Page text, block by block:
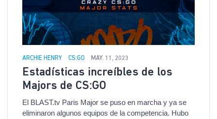
ARCHIE HENRY CS:GO MAY. 11, 2023
Estadísticas increíbles de los
Majors de CS:GO
El BLAST.tv Paris Major se puso en marcha y ya se
eliminaron algunos equipos de la competencia. Hubo